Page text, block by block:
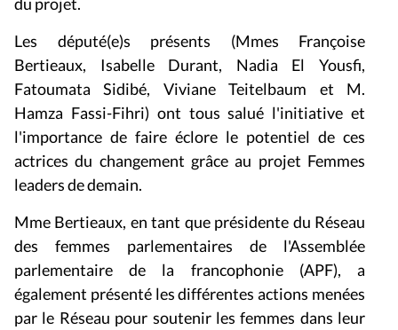
Les député(e)s présents (Mmes Françoise
Bertieaux, Isabelle Durant, Nadia El Yousfi,
Fatoumata Sidibé, Viviane Teitelbaum et M.
Hamza Fassi-Fihri) ont tous salué l'initiative et
l'importance de faire éclore le potentiel de ces
actrices du changement grâce au projet Femmes
leaders de demain.
Mme Bertieaux, en tant que présidente du Réseau
des femmes parlementaires de l'Assemblée
parlementaire de la francophonie (APF), a
également présenté les différentes actions menées
par le Réseau pour soutenir les femmes dans leur